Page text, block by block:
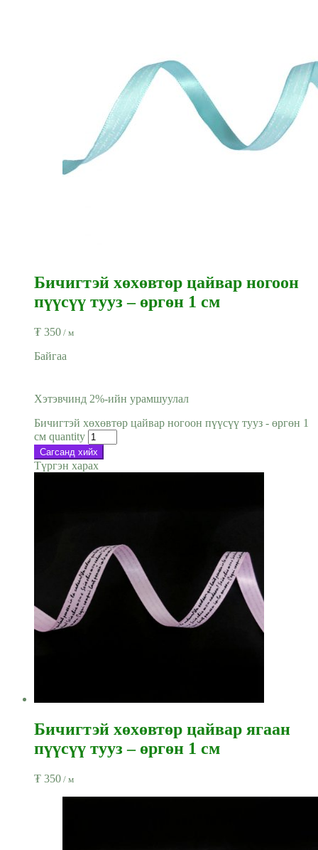
Бичигтэй хөхөвтөр цайвар ногоон
пүүсүү тууз – өргөн 1 см
₮ 350 / м
Байгаа
Хэтэвчинд 2%-ийн урамшуулал
Бичигтэй хөхөвтөр цайвар ногоон пүүсүү тууз - өргөн 1
см quantity
Сагсанд хийх
Түргэн харах
Бичигтэй хөхөвтөр цайвар ягаан
пүүсүү тууз – өргөн 1 см
₮ 350 / м